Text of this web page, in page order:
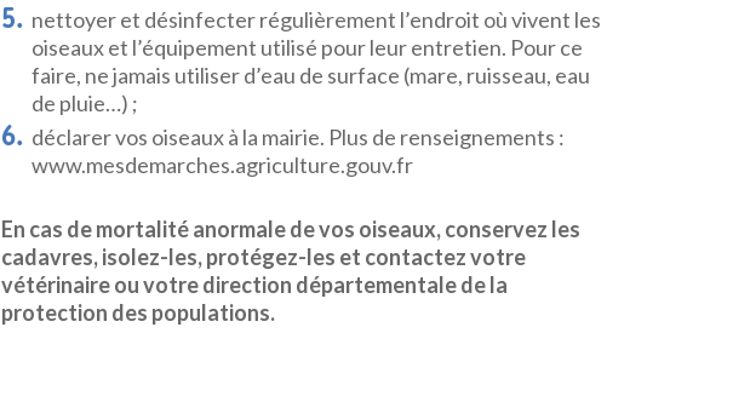
nettoyer et désinfecter régulièrement l’endroit où vivent les
oiseaux et l’équipement utilisé pour leur entretien. Pour ce
faire, ne jamais utiliser d’eau de surface (mare, ruisseau, eau
de pluie…) ;
déclarer vos oiseaux à la mairie. Plus de renseignements :
www.mesdemarches.agriculture.gouv.fr
En cas de mortalité anormale de vos oiseaux, conservez les
cadavres, isolez-les, protégez-les et contactez votre
vétérinaire ou votre direction départementale de la
protection des populations.